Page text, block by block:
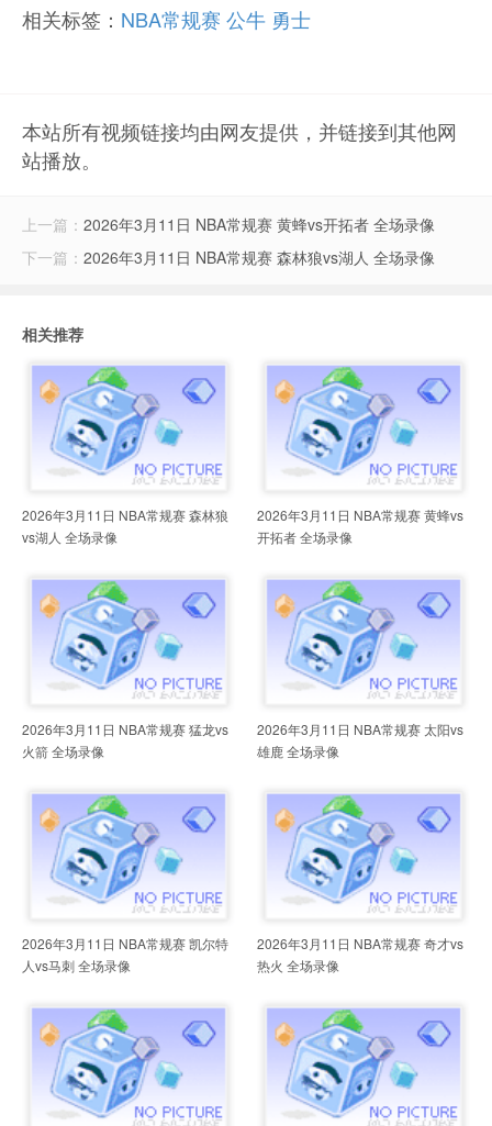
相关标签： NBA常规赛 公牛 勇士
本站所有视频链接均由网友提供，并链接到其他网
站播放。
上一篇： 2026年3月11日 NBA常规赛 黄蜂vs开拓者 全场录像
下一篇： 2026年3月11日 NBA常规赛 森林狼vs湖人 全场录像
相关推荐
2026年3月11日 NBA常规赛 森林狼
vs湖人 全场录像
2026年3月11日 NBA常规赛 黄蜂vs
开拓者 全场录像
2026年3月11日 NBA常规赛 猛龙vs
火箭 全场录像
2026年3月11日 NBA常规赛 太阳vs
雄鹿 全场录像
2026年3月11日 NBA常规赛 凯尔特
人vs马刺 全场录像
2026年3月11日 NBA常规赛 奇才vs
热火 全场录像